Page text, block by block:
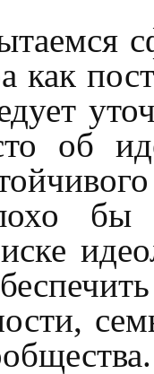
как
об
бы